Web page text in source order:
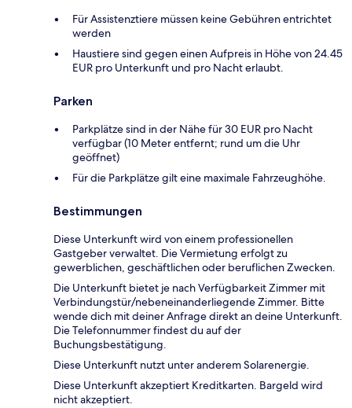
Für Assistenztiere müssen keine Gebühren entrichtet
werden
Haustiere sind gegen einen Aufpreis in Höhe von 24.45
EUR pro Unterkunft und pro Nacht erlaubt.
Parken
Parkplätze sind in der Nähe für 30 EUR pro Nacht
verfügbar (10 Meter entfernt; rund um die Uhr
geöffnet)
Für die Parkplätze gilt eine maximale Fahrzeughöhe.
Bestimmungen
Diese Unterkunft wird von einem professionellen
Gastgeber verwaltet. Die Vermietung erfolgt zu
gewerblichen, geschäftlichen oder beruflichen Zwecken.
Die Unterkunft bietet je nach Verfügbarkeit Zimmer mit
Verbindungstür/nebeneinanderliegende Zimmer. Bitte
wende dich mit deiner Anfrage direkt an deine Unterkunft.
Die Telefonnummer findest du auf der
Buchungsbestätigung.
Diese Unterkunft nutzt unter anderem Solarenergie.
Diese Unterkunft akzeptiert Kreditkarten. Bargeld wird
nicht akzeptiert.